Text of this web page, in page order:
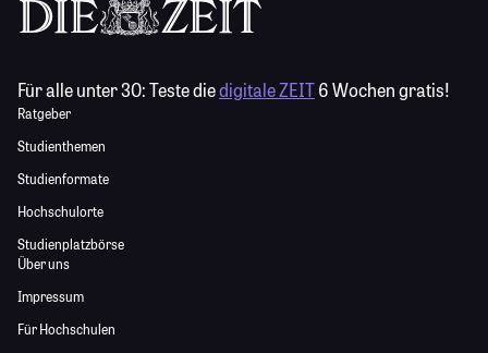
Für alle unter 30:Teste diedigitale ZEIT6 Wochen gratis!
Ratgeber
Studienthemen
Studienformate
Hochschulorte
Studienplatzbörse
Über uns
Impressum
Für Hochschulen